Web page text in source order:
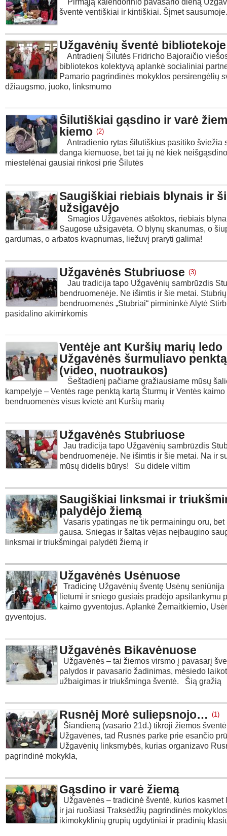
Pirmąją kalendorinio pavasario dieną
šventė ventiškiai ir kintiškiai. Šįmet
Užgavėnių šventė bibliotekoje
Antradienį Šilutės Fridricho Bajoraičio
bibliotekos kolektyvą aplankė socialiniai
Pamario pagrindinės mokyklos persirengėlių
džiaugsmo, juoko, linksmumo
Šilutiškiai gąsdino ir varė
kiemo (2)
Antradienio rytas šilutiškius pasitiko šviežia
danga kiemuose, bet tai jų nė kiek
miestelėnai gausiai rinkosi prie Šilutės
Saugiškiai riebiais blynais ir
užsigavėjo
Smagios Užgavėnės atšoktos, riebiais
Saugose užsigavėta. O blynų skanumas, o
gardumas, o arbatos kvapnumas, liežuvį praryti galima!
Užgavėnės Stubriuose (3)
Jau tradicija tapo Užgavėnių sambrūzdis
bendruomenėje. Ne išimtis ir šie metai. Stubrių
bendruomenės „Stubriai“ pirmininkė Alytė
pasidalino akimirkomis
Ventėje ant Kuršių marių ledo
Užgavėnės šurmuliavo
(video, nuotraukos)
Šeštadienį pačiame gražiausiame mūsų
kampelyje – Ventės rage penktą kartą Šturmų ir Ventės kaimo
bendruomenės visus kvietė ant Kuršių marių
Užgavėnės Stubriuose
Jau tradicija tapo Užgavėnių sambrūzdis
bendruomenėje. Ne išimtis ir šie metai. Na ir
mūsų didelis būrys! Su didele viltim
Saugiškiai linksmai ir
palydėjo žiemą
Vasaris ypatingas ne tik permainingu oru, bet
gausa. Sniegas ir šaltas vėjas neįbaugino
linksmai ir triukšmingai palydėti žiemą ir
Užgavėnės Usėnuose
Tradicinę Užgavėnių šventę Usėnų seniūnija
lietumi ir sniego gūsiais pradėjo apsilankymu
kaimo gyventojus. Aplankė Žemaitkiemio,
gyventojus.
Užgavėnės Bikavėnuose
Užgavėnės – tai žiemos virsmo į pavasarį
palydos ir pavasario žadinimas, mėsiedo
užbaigimas ir triukšminga šventė. Šią gražią
Rusnėj Morė suliepsnojo… (1)
Šiandieną (vasario 21d.) tikroji žiemos
Užgavėnės, tad Rusnės parke prie esančio
Užgavėnių linksmybės, kurias organizavo
pagrindinė mokykla,
Gąsdino ir varė žiemą
Užgavėnės – tradicinė šventė, kurios kasmet
ir jai ruošiasi Traksėdžių pagrindinės mokyklos
ikimokyklinių grupių ugdytiniai ir pradinių